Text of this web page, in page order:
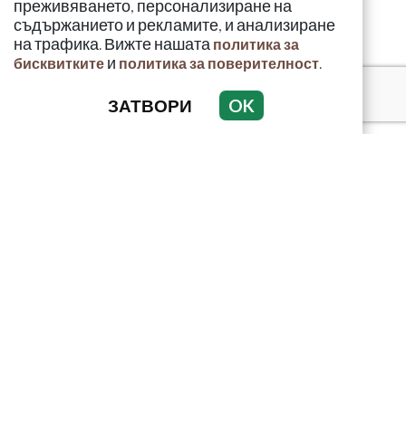
преживяването, персонализиране на
съдържанието и рекламите, и анализиране
на трафика. Вижте нашата политика за
бисквитките и политика за поверителност.
ЗАТВОРИ OK